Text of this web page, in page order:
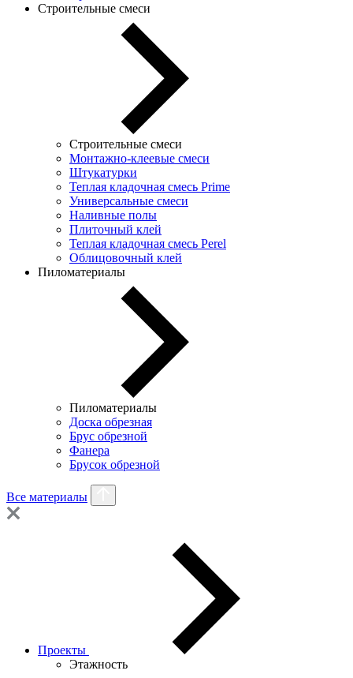
Строительные смеси
Строительные смеси
Монтажно-клеевые смеси
Штукатурки
Теплая кладочная смесь Prime
Универсальные смеси
Наливные полы
Плиточный клей
Теплая кладочная смесь Perel
Облицовочный клей
Пиломатериалы
Пиломатериалы
Доска обрезная
Брус обрезной
Фанера
Брусок обрезной
Все материалы
Проекты
Этажность